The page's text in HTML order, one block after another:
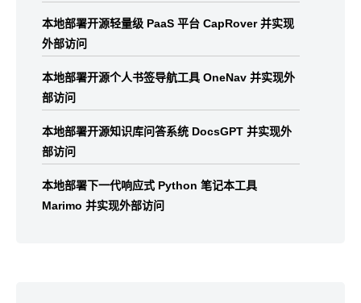
本地部署开源轻量级 PaaS 平台 CapRover 并实现
外部访问
本地部署开源个人书签导航工具 OneNav 并实现外
部访问
本地部署开源知识库问答系统 DocsGPT 并实现外
部访问
本地部署下一代响应式 Python 笔记本工具
Marimo 并实现外部访问